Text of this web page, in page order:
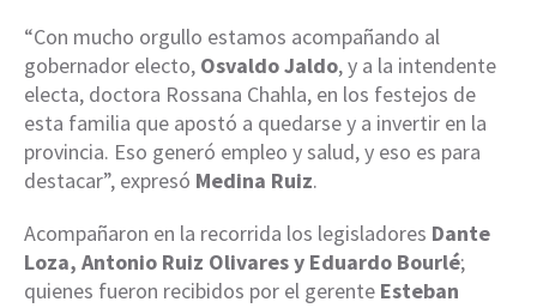
“Con mucho orgullo estamos acompañando al
gobernador electo, Osvaldo Jaldo, y a la intendente
electa, doctora Rossana Chahla, en los festejos de
esta familia que apostó a quedarse y a invertir en la
provincia. Eso generó empleo y salud, y eso es para
destacar”, expresó Medina Ruiz.
Acompañaron en la recorrida los legisladores Dante
Loza, Antonio Ruiz Olivares y Eduardo Bourlé;
quienes fueron recibidos por el gerente Esteban